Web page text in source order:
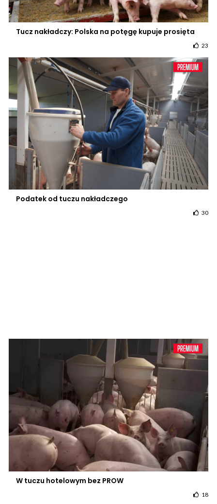
Tucz nakładczy: Polska na potęgę kupuje prosięta
23
Podatek od tuczu nakładczego
30
W tuczu hotelowym bez PROW
18